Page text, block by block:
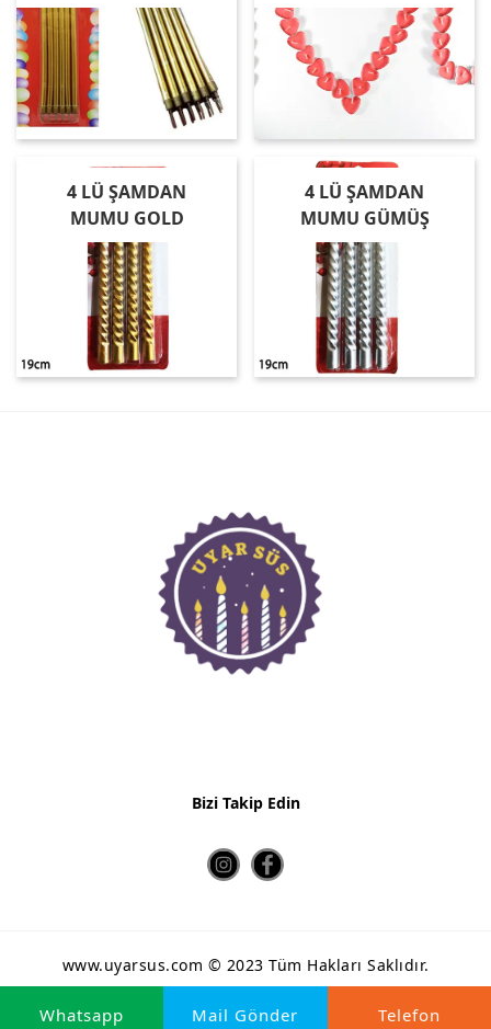
4 LÜ ŞAMDAN
MUMU GOLD
4 LÜ ŞAMDAN
MUMU GÜMÜŞ
Whatsapp Mail Gönder Telefon
Bizi Takip Edin
www.uyarsus.com © 2023 Tüm Hakları Saklıdır.
HİSAR MEDYA